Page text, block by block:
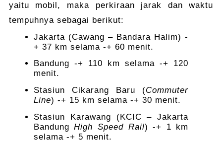
yaitu mobil, maka perkiraan jarak dan waktu
tempuhnya sebagai berikut:
Jakarta (Cawang – Bandara Halim) -
+ 37 km selama -+ 60 menit.
Bandung -+ 110 km selama -+ 120
menit.
Stasiun Cikarang Baru (Commuter
Line) -+ 15 km selama -+ 30 menit.
Stasiun Karawang (KCIC – Jakarta
BandungHigh Speed Rail) -+ 1 km
selama -+ 5 menit.